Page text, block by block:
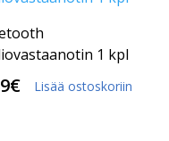
1 kpl
€ Lisää ostoskoriin